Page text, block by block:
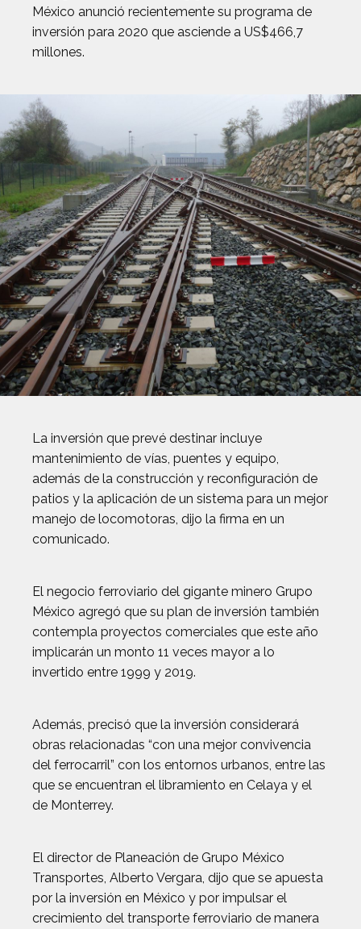
México anunció recientemente su programa de
inversión para 2020 que asciende a US$466,7
millones.
La inversión que prevé destinar incluye
mantenimiento de vías, puentes y equipo,
además de la construcción y reconfiguración de
patios y la aplicación de un sistema para un mejor
manejo de locomotoras, dijo la firma en un
comunicado.
El negocio ferroviario del gigante minero Grupo
México agregó que su plan de inversión también
contempla proyectos comerciales que este año
implicarán un monto 11 veces mayor a lo
invertido entre 1999 y 2019.
Además, precisó que la inversión considerará
obras relacionadas “con una mejor convivencia
del ferrocarril” con los entornos urbanos, entre las
que se encuentran el libramiento en Celaya y el
de Monterrey.
El director de Planeación de Grupo México
Transportes, Alberto Vergara, dijo que se apuesta
por la inversión en México y por impulsar el
crecimiento del transporte ferroviario de manera